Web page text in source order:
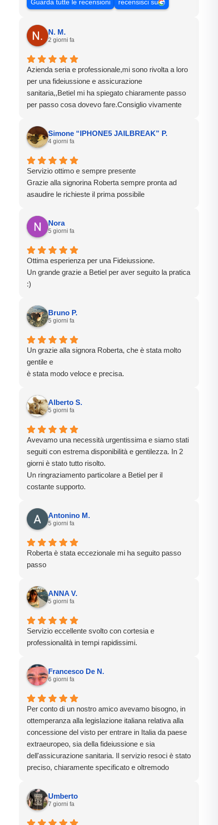
Guarda tutte le recensioni recensisci su
N. M.
2 giorni fa
Azienda seria e professionale,mi sono rivolta a loro
per una fideiussione e assicurazione
sanitaria,,Betiel mi ha spiegato chiaramente passo
per passo cosa dovevo fare.Consiglio vivamente
Simone “IPHONE5 JAILBREAK” P.
4 giorni fa
Servizio ottimo e sempre presente
Grazie alla signorina Roberta sempre pronta ad
asaudire le richieste il prima possibile
Nora
5 giorni fa
Ottima esperienza per una Fideiussione.
Un grande grazie a Betiel per aver seguito la pratica
:)
Bruno P.
5 giorni fa
Un grazie alla signora Roberta, che è stata molto
gentile e
è stata modo veloce e precisa.
Alberto S.
5 giorni fa
Avevamo una necessità urgentissima e siamo stati
seguiti con estrema disponibilità e gentilezza. In 2
giorni è stato tutto risolto.
Un ringraziamento particolare a Betiel per il
costante supporto.
Antonino M.
5 giorni fa
Roberta è stata eccezionale mi ha seguito passo
passo
ANNA V.
5 giorni fa
Servizio eccellente svolto con cortesia e
professionalità in tempi rapidissimi.
Francesco De N.
6 giorni fa
Per conto di un nostro amico avevamo bisogno, in
ottemperanza alla legislazione italiana relativa alla
concessione del visto per entrare in Italia da paese
extraeuropeo, sia della fideiussione e sia
dell'assicurazione sanitaria. Il servizio resoci è stato
preciso, chiaramente specificato e oltremodo
delle pratiche sono passate soltanto 48 ore.
Efficientissimi. Un grazie speciale al sig. Betiel.
Umberto
7 giorni fa